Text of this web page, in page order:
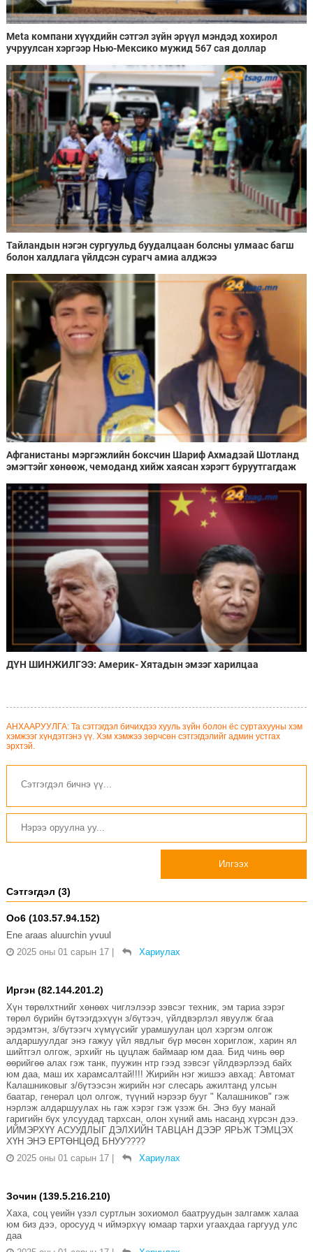
Meta компани хүүхдийн сэтгэл зүйн эрүүл мэндэд хохирол
учруулсан хэргээр Нью-Мексико мужид 567 сая доллар
Тайландын нэгэн сургуульд буудалцаан болсны улмаас багш
болон халдлага үйлдсэн сурагч амиа алджээ
Афганистаны мэргэжлийн боксчин Шариф Ахмадзай Шотланд
эмэгтэйг хөнөөж, чемоданд хийж хаясан хэрэгт буруутгагдаж
ДҮН ШИНЖИЛГЭЭ: Америк- Хятадын эмзэг харилцаа
АНХААРУУЛГА: Та сэтгэгдэл бичихдээ хууль зүйн болон ёс суртахууны хэм
хэмжээг хүндэтгэнэ үү. Хэм хэмжээ зөрчсөн сэтгэгдэлийг админ устгах
эрхтэй.
Илгээх
Сэтгэгдэл (3)
Oo6 (103.57.94.152)
Ene araas aluurchin yvuul
2025 оны 01 сарын 17
Хариулах
Иргэн (82.144.201.2)
Хүн төрөлхтнийг хөнөөх чиглэлээр зэвсэг техник, эм тариа зэрэг
төрөл бүрийн бүтээгдэхүүн з/бүтээч, үйлдвэрлэл явуулж бгаа
эрдэмтэн, з/бүтээгч хүмүүсийг урамшуулан цол хэргэм олгож
алдаршуулдаг энэ гажуу үйл явдлыг бүр мөсөн хориглож, харин ял
шийтгэл олгож, эрхийг нь цуцлаж баймаар юм даа. Бид чинь өөр
өөрийгөө алах гэж танк, пуужин нтр гээд зэвсэг үйлдвэрлээд байх
юм даа, маш их харамсалтай!!!! Жирийн нэг жишээ авхад: Автомат
Калашниковыг з/бүтээсэн жирийн нэг слесарь ажилтанд улсын
баатар, генерал цол олгож, түүний нэрээр бууг " Калашников" гэж
нэрлэж алдаршуулах нь гаж хэрэг гэж үзэж бн. Энэ буу манай
гаригийн бүх улсуудад тархсан, олон хүний амь насанд хүрсэн дээ.
ИЙМЭРХҮҮ АСУУДЛЫГ ДЭЛХИЙН ТАВЦАН ДЭЭР ЯРЬЖ ТЭМЦЭХ
ХҮН ЭНЭ ЕРТӨНЦӨД БНУУ????
2025 оны 01 сарын 17
Хариулах
Зочин (139.5.216.210)
Хаха, соц үеийн үзэл суртлын зохиомол баатруудын залгамж халаа
юм биз дээ, оросууд ч иймэрхүү юмаар тархи угаахдаа гаргууд улс
даа